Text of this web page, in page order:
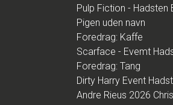
Pulp Fiction - Hadsten
Pigen uden navn
Foredrag: Kaffe
Scarface - Evemt
Foredrag: Tang
Dirty Harry Event
Andre Rieus 2026